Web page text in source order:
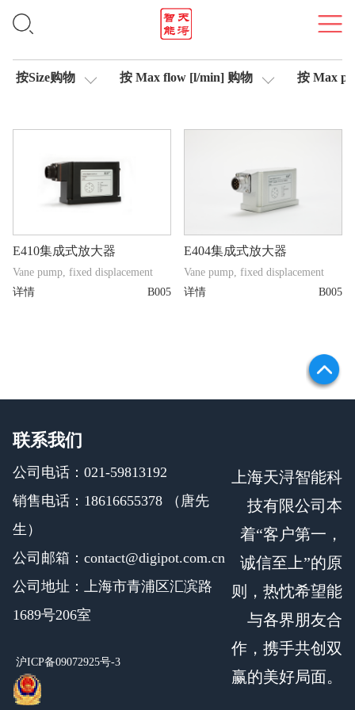
集成式放大器
按Size购物 按 Max flow [l/min] 购物 按 Max
E410集成式放大器
Vane pump, fixed displacement
详情
B005
E404集成式放大器
Vane pump, fixed displacement
详情
B005
联系我们
公司电话：021-59813192
销售电话：18616655378 （唐先
生）
公司邮箱：contact@digipot.com.cn
公司地址：上海市青浦区汇滨路
1689号206室
沪ICP备09072925号-3
上海天浔智能科
技有限公司本
着“客户第一，
诚信至上”的原
则，热忱希望能
与各界朋友合
作，携手共创双
赢的美好局面。